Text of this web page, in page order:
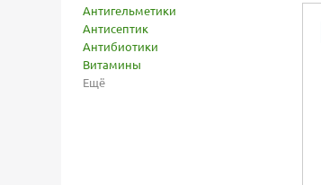
Антигельметики
Антисептик
Антибиотики
Витамины
Ещё